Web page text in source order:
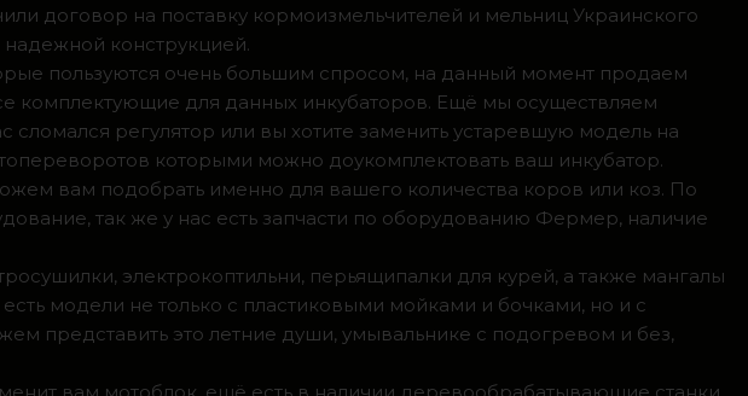
договор на поставку кормоизмельчителей и мельниц Украинского
конструкцией.
пользуются очень большим спросом, на данный момент продаем
комплектующие для данных инкубаторов. Ещё мы осуществляем
регулятор или вы хотите заменить устаревшую модель на
которыми можно доукомплектовать ваш инкубатор.
вам подобрать именно для вашего количества коров или коз. По
так же у нас есть запчасти по оборудованию Фермер, наличие
электрокоптильни, перьящипалки для курей, а также мангалы
модели не только с пластиковыми мойками и бочками, но и с
представить это летние души, умывальнике с подогревом и без,